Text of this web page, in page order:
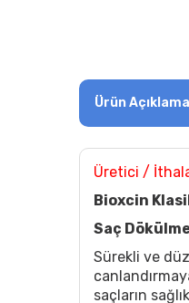
Ürün
Üretici /
Bioxcin
Saç
Sürekli ve
saçların